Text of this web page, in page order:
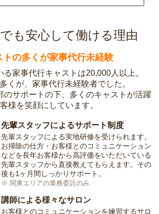
も安心して働ける理由
トの多くが家事代行未経験
家事代行キャストは20,000人以上。
くが、家事代行未経験者でした。
のサポートの下、多くのキャストが活躍
様を笑顔にしています。
先輩スタッフによるサポート制度
先輩スタッフによる実地研修を受けられます。
お掃除の仕方・お客様とのコミュニケーション
などを長年お客様から高評価をいただいている
先輩スタッフから直接教えてもらえます。その
後も1ヶ月間しっかりサポート。
※ 関東エリアの業務委託のみ
講師による様々なサロン
お客様とのコミュニケーションを練習するサロ